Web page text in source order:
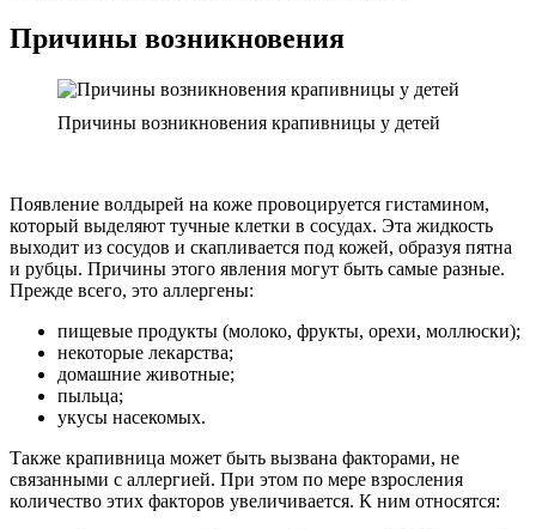
Причины возникновения
Причины возникновения крапивницы у детей
Появление волдырей на коже провоцируется гистамином,
который выделяют тучные клетки в сосудах. Эта жидкость
выходит из сосудов и скапливается под кожей, образуя пятна
и рубцы. Причины этого явления могут быть самые разные.
Прежде всего, это аллергены:
пищевые продукты (молоко, фрукты, орехи, моллюски);
некоторые лекарства;
домашние животные;
пыльца;
укусы насекомых.
Также крапивница может быть вызвана факторами, не
связанными с аллергией. При этом по мере взросления
количество этих факторов увеличивается. К ним относятся: